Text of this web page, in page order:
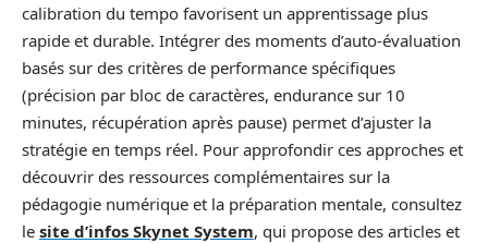
calibration du tempo favorisent un apprentissage plus
rapide et durable. Intégrer des moments d’auto-évaluation
basés sur des critères de performance spécifiques
(précision par bloc de caractères, endurance sur 10
minutes, récupération après pause) permet d’ajuster la
stratégie en temps réel. Pour approfondir ces approches et
découvrir des ressources complémentaires sur la
pédagogie numérique et la préparation mentale, consultez
le site d’infos Skynet System, qui propose des articles et